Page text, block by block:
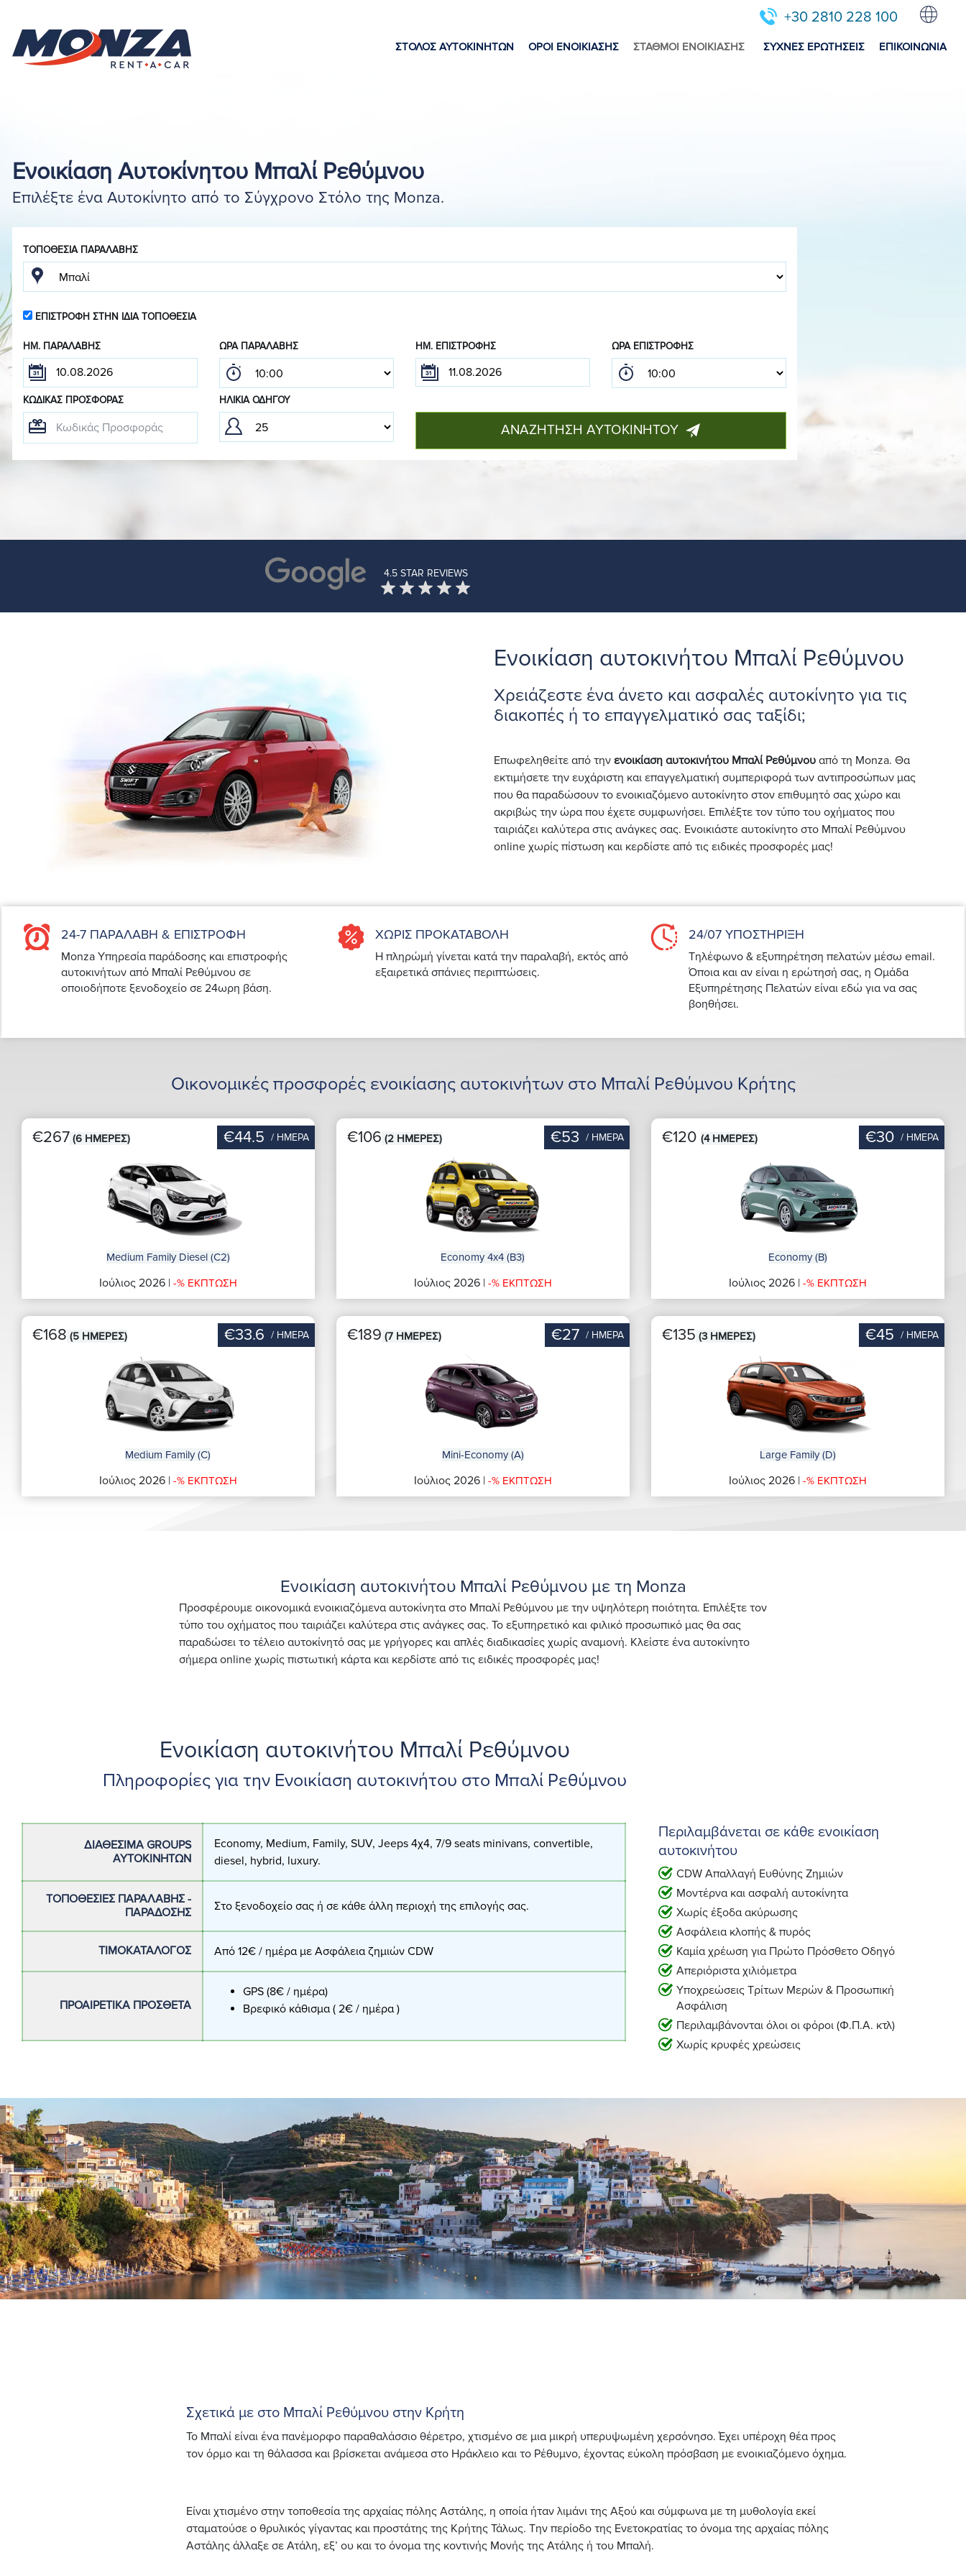
+30 2810 228 100
ΣΤΟΛΟΣ ΑΥΤΟΚΙΝΗΤΩΝ ΟΡΟΙ ΕΝΟΙΚΙΑΣΗΣ ΣΤΑΘΜΟΙ ΕΝΟΙΚΙΑΣΗΣ ΣΥΧΝΕΣ ΕΡΩΤΗΣΕΙΣ ΕΠΙΚΟΙΝΩΝΙΑ
Ενοικίαση Αυτοκίνητου Μπαλί Ρεθύμνου
Επιλέξτε ένα Αυτοκίνητο από το Σύγχρονο Στόλο της Monza.
ΤΟΠΟΘΕΣΊΑ ΠΑΡΑΛΑΒΉΣ
ΕΠΙΣΤΡΟΦΉ ΣΤΗΝ ΊΔΙΑ ΤΟΠΟΘΕΣΊΑ
ΗΜ. ΠΑΡΑΛΑΒΉΣ ΏΡΑ ΠΑΡΑΛΑΒΉΣ ΗΜ. ΕΠΙΣΤΡΟΦΉΣ ΏΡΑ ΕΠΙΣΤΡΟΦΉΣ
ΚΩΔΙΚΆΣ ΠΡΟΣΦΟΡΆΣ ΗΛΙΚΊΑ ΟΔΗΓΟΎ
ΑΝΑΖΗΤΗΣΗ ΑΥΤΟΚΙΝΗΤΟΥ
4.5 STAR REVIEWS
Ενοικίαση αυτοκινήτου Μπαλί Ρεθύμνου
Χρειάζεστε ένα άνετο και ασφαλές αυτοκίνητο για τις
διακοπές ή το επαγγελματικό σας ταξίδι;
Επωφεληθείτε από την ενοικίαση αυτοκινήτου Μπαλί Ρεθύμνου από τη Monza. Θα
εκτιμήσετε την ευχάριστη και επαγγελματική συμπεριφορά των αντιπροσώπων μας
που θα παραδώσουν το ενοικιαζόμενο αυτοκίνητο στον επιθυμητό σας χώρο και
ακριβώς την ώρα που έχετε συμφωνήσει. Επιλέξτε τον τύπο του οχήματος που
ταιριάζει καλύτερα στις ανάγκες σας. Ενοικιάστε αυτοκίνητο στο Μπαλί Ρεθύμνου
online χωρίς πίστωση και κερδίστε από τις ειδικές προσφορές μας!
24-7 ΠΑΡΑΛΑΒΗ & ΕΠΙΣΤΡΟΦΗ
Monza Υπηρεσία παράδοσης και επιστροφής
αυτοκινήτων από Μπαλί Ρεθύμνου σε
οποιοδήποτε ξενοδοχείο σε 24ωρη βάση.
ΧΩΡΙΣ ΠΡΟΚΑΤΑΒΟΛΗ
Η πληρώμή γίνεται κατά την παραλαβή, εκτός από
εξαιρετικά σπάνιες περιπτώσεις.
24/07 ΥΠΟΣΤΗΡΙΞΗ
Τηλέφωνο & εξυπηρέτηση πελατών μέσω email.
Όποια και αν είναι η ερώτησή σας, η Ομάδα
Εξυπηρέτησης Πελατών είναι εδώ για να σας
βοηθήσει.
Οικονομικές προσφορές ενοικίασης αυτοκινήτων στο Μπαλί Ρεθύμνου Κρήτης
€267 (6 ΗΜΕΡΕΣ) €44.5 / ΗΜΕΡΑ
Medium Family Diesel (C2)
Ιούλιος 2026 | -% ΕΚΠΤΩΣΗ
€106 (2 ΗΜΕΡΕΣ) €53 / ΗΜΕΡΑ
Economy 4x4 (B3)
Ιούλιος 2026 | -% ΕΚΠΤΩΣΗ
€120 (4 ΗΜΕΡΕΣ) €30 / ΗΜΕΡΑ
Economy (B)
Ιούλιος 2026 | -% ΕΚΠΤΩΣΗ
€168 (5 ΗΜΕΡΕΣ) €33.6 / ΗΜΕΡΑ
Medium Family (C)
Ιούλιος 2026 | -% ΕΚΠΤΩΣΗ
€189 (7 ΗΜΕΡΕΣ) €27 / ΗΜΕΡΑ
Mini-Economy (A)
Ιούλιος 2026 | -% ΕΚΠΤΩΣΗ
€135 (3 ΗΜΕΡΕΣ) €45 / ΗΜΕΡΑ
Large Family (D)
Ιούλιος 2026 | -% ΕΚΠΤΩΣΗ
Ενοικίαση αυτοκινήτου Μπαλί Ρεθύμνου με τη Monza
Προσφέρουμε οικονομικά ενοικιαζόμενα αυτοκίνητα στο Μπαλί Ρεθύμνου με την υψηλότερη ποιότητα. Επιλέξτε τον
τύπο του οχήματος που ταιριάζει καλύτερα στις ανάγκες σας. Το εξυπηρετικό και φιλικό προσωπικό μας θα σας
παραδώσει το τέλειο αυτοκίνητό σας με γρήγορες και απλές διαδικασίες χωρίς αναμονή. Κλείστε ένα αυτοκίνητο
σήμερα online χωρίς πιστωτική κάρτα και κερδίστε από τις ειδικές προσφορές μας!
Ενοικίαση αυτοκινήτου Μπαλί Ρεθύμνου
Πληροφορίες για την Ενοικίαση αυτοκινήτου στο Μπαλί Ρεθύμνου
ΔΙΑΘΈΣΙΜΑ GROUPS
ΑΥΤΟΚΙΝΉΤΩΝ
Economy, Medium, Family, SUV, Jeeps 4χ4, 7/9 seats minivans, convertible,
diesel, hybrid, luxury.
ΤΟΠΟΘΕΣΊΕΣ ΠΑΡΑΛΑΒΉΣ -
ΠΑΡΆΔΟΣΗΣ
Στο ξενοδοχείο σας ή σε κάθε άλλη περιοχή της επιλογής σας.
ΤΙΜΟΚΑΤΆΛΟΓΟΣ Από 12€ / ημέρα με Ασφάλεια ζημιών CDW
ΠΡΟΑΙΡΕΤΙΚΆ ΠΡΌΣΘΕΤΑ
GPS (8€ / ημέρα)
Βρεφικό κάθισμα ( 2€ / ημέρα )
Περιλαμβάνεται σε κάθε ενοικίαση
αυτοκινήτου
CDW Απαλλαγή Ευθύνης Ζημιών
Μοντέρνα και ασφαλή αυτοκίνητα
Χωρίς έξοδα ακύρωσης
Ασφάλεια κλοπής & πυρός
Καμία χρέωση για Πρώτο Πρόσθετο Οδηγό
Απεριόριστα χιλιόμετρα
Yποχρεώσεις Τρίτων Μερών & Προσωπική
Ασφάλιση
Περιλαμβάνονται όλοι οι φόροι (Φ.Π.Α. κτλ)
Χωρίς κρυφές χρεώσεις
Σχετικά με στο Μπαλί Ρεθύμνου στην Κρήτη
Το Μπαλί είναι ένα πανέμορφο παραθαλάσσιο θέρετρο, χτισμένο σε μια μικρή υπερυψωμένη χερσόνησο. Έχει υπέροχη θέα προς
τον όρμο και τη θάλασσα και βρίσκεται ανάμεσα στο Ηράκλειο και το Ρέθυμνο, έχοντας εύκολη πρόσβαση με ενοικιαζόμενο όχημα.
Είναι χτισμένο στην τοποθεσία της αρχαίας πόλης Αστάλης, η οποία ήταν λιμάνι της Αξού και σύμφωνα με τη μυθολογία εκεί
σταματούσε ο θρυλικός γίγαντας και προστάτης της Κρήτης Τάλως. Την περίοδο της Ενετοκρατίας το όνομα της αρχαίας πόλης
Αστάλης άλλαξε σε Ατάλη, εξ’ ου και το όνομα της κοντινής Μονής της Ατάλης ή του Μπαλή.